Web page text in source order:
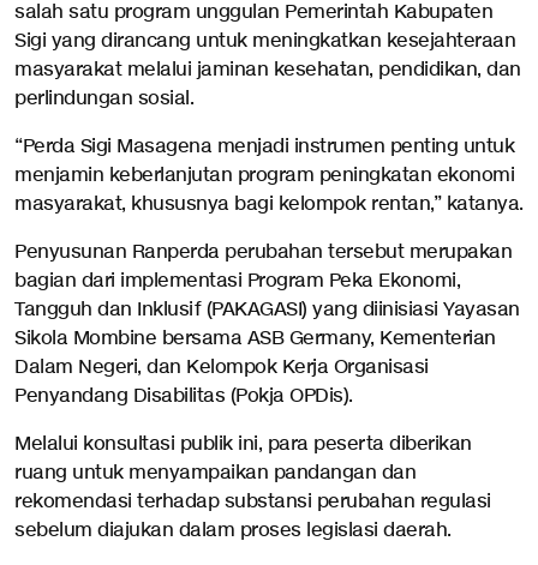
salah satu program unggulan Pemerintah Kabupaten
Sigi yang dirancang untuk meningkatkan kesejahteraan
masyarakat melalui jaminan kesehatan, pendidikan, dan
perlindungan sosial.
“Perda Sigi Masagena menjadi instrumen penting untuk
menjamin keberlanjutan program peningkatan ekonomi
masyarakat, khususnya bagi kelompok rentan,” katanya.
Penyusunan Ranperda perubahan tersebut merupakan
bagian dari implementasi Program Peka Ekonomi,
Tangguh dan Inklusif (PAKAGASI) yang diinisiasi Yayasan
Sikola Mombine bersama ASB Germany, Kementerian
Dalam Negeri, dan Kelompok Kerja Organisasi
Penyandang Disabilitas (Pokja OPDis).
Melalui konsultasi publik ini, para peserta diberikan
ruang untuk menyampaikan pandangan dan
rekomendasi terhadap substansi perubahan regulasi
sebelum diajukan dalam proses legislasi daerah.